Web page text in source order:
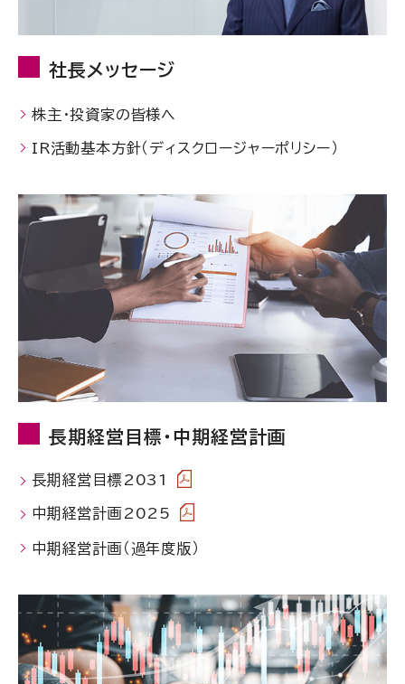
社長メッセージ
株主・投資家の皆様へ
IR活動基本方針（ディスクロージャーポリシー）
長期経営目標・中期経営計画
長期経営目標2031
中期経営計画2025
中期経営計画（過年度版）